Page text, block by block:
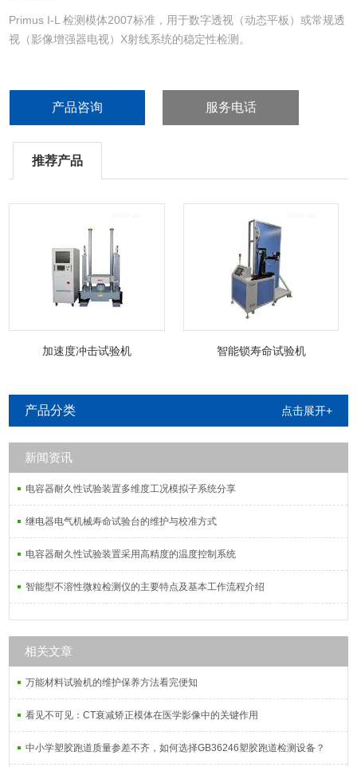
Primus I-L 检测模体2007标准，用于数字透视（动态平板）或常规透
视（影像增强器电视）X射线系统的稳定性检测。
产品咨询 服务电话
推荐产品
加速度冲击试验机 智能锁寿命试验机
产品分类 点击展开+
新闻资讯
电容器耐久性试验装置多维度工况模拟子系统分享
继电器电气机械寿命试验台的维护与校准方式
电容器耐久性试验装置采用高精度的温度控制系统
智能型不溶性微粒检测仪的主要特点及基本工作流程介绍
相关文章
万能材料试验机的维护保养方法看完便知
看见不可见：CT衰减矫正模体在医学影像中的关键作用
中小学塑胶跑道质量参差不齐，如何选择GB36246塑胶跑道检测设备？